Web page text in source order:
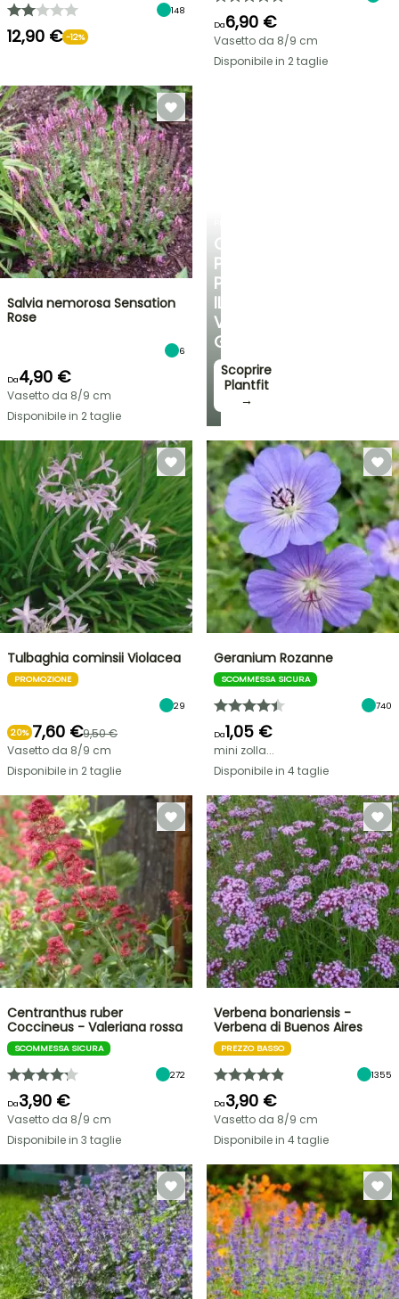
CONSIGLI
PERSONALIZZATI
PER
IL
VOSTRO
GIARDINO
Scoprire
Plantfit
→
148
12,90 € -12%
Da6,90 €
Vasetto da 8/9 cm
Disponibile in 2 taglie
Salvia nemorosa Sensation
Rose
6
Da4,90 €
Vasetto da 8/9 cm
Disponibile in 2 taglie
Tulbaghia cominsii Violacea
PROMOZIONE
29
20% 7,60 €9,50 €
Vasetto da 8/9 cm
Disponibile in 2 taglie
Geranium Rozanne
SCOMMESSA SICURA
740
Da1,05 €
mini zolla...
Disponibile in 4 taglie
Centranthus ruber
Coccineus - Valeriana rossa
SCOMMESSA SICURA
272
Da3,90 €
Vasetto da 8/9 cm
Disponibile in 3 taglie
Verbena bonariensis -
Verbena di Buenos Aires
PREZZO BASSO
1355
Da3,90 €
Vasetto da 8/9 cm
Disponibile in 4 taglie